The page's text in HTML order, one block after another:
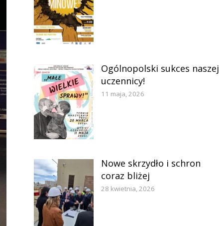
Ogólnopolski sukces naszej
uczennicy!
11 maja, 2026
Nowe skrzydło i schron
coraz bliżej
28 kwietnia, 2026